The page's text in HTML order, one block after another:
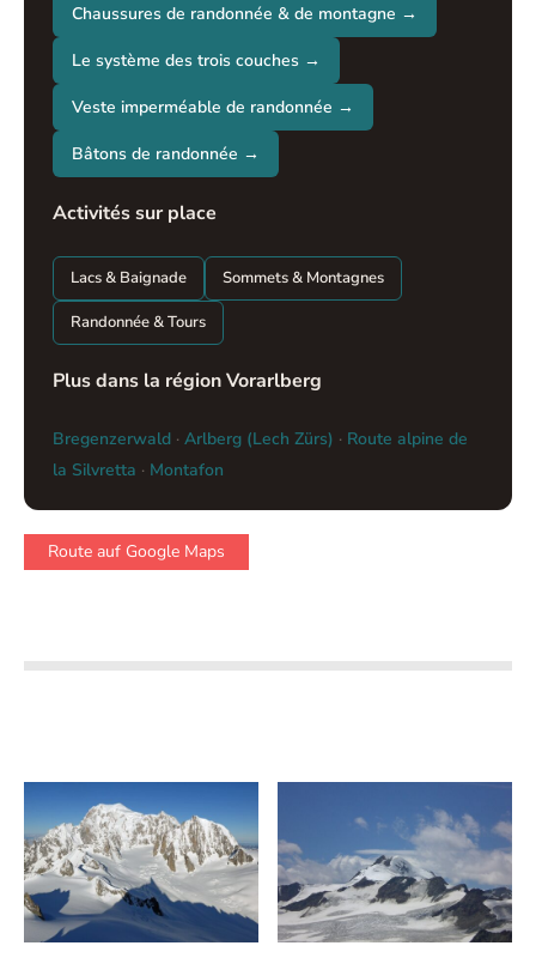
Chaussures de randonnée & de montagne →
Le système des trois couches →
Veste imperméable de randonnée →
Bâtons de randonnée →
Activités sur place
Lacs & Baignade Sommets & Montagnes
Randonnée & Tours
Plus dans la région Vorarlberg
Bregenzerwald · Arlberg (Lech Zürs) · Route alpine de
la Silvretta · Montafon
Route auf Google Maps